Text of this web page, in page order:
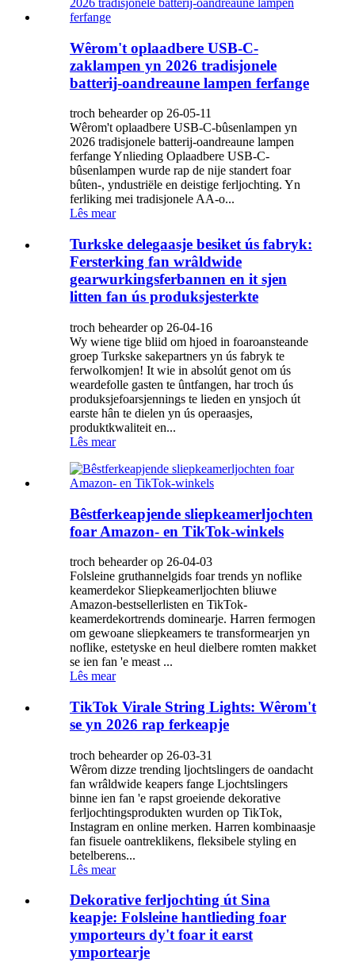
Wêrom't oplaadbere USB-C-
zaklampen yn 2026 tradisjonele
batterij-oandreaune lampen ferfange
troch behearder op 26-05-11
Wêrom't oplaadbere USB-C-bûsenlampen yn
2026 tradisjonele batterij-oandreaune lampen
ferfange Ynlieding Oplaadbere USB-C-
bûsenlampen wurde rap de nije standert foar
bûten-, yndustriële en deistige ferljochting. Yn
ferliking mei tradisjonele AA-o...
Lês mear
Turkske delegaasje besiket ús fabryk:
Fersterking fan wrâldwide
gearwurkingsferbannen en it sjen
litten fan ús produksjesterkte
troch behearder op 26-04-16
Wy wiene tige bliid om hjoed in foaroansteande
groep Turkske sakepartners yn ús fabryk te
ferwolkomjen! It wie in absolút genot om ús
weardefolle gasten te ûntfangen, har troch ús
produksjefoarsjennings te lieden en ynsjoch út
earste hân te dielen yn ús operaasjes,
produktkwaliteit en...
Lês mear
Bêstferkeapjende sliepkeamerljochten
foar Amazon- en TikTok-winkels
troch behearder op 26-04-03
Folsleine gruthannelgids foar trends yn noflike
keamerdekor Sliepkeamerljochten bliuwe
Amazon-bestsellerlisten en TikTok-
keamerdekortrends dominearje. Harren fermogen
om gewoane sliepkeamers te transformearjen yn
noflike, estetyske en heul dielbere romten makket
se ien fan 'e meast ...
Lês mear
TikTok Virale String Lights: Wêrom't
se yn 2026 rap ferkeapje
troch behearder op 26-03-31
Wêrom dizze trending ljochtslingers de oandacht
fan wrâldwide keapers fange Ljochtslingers
binne ien fan 'e rapst groeiende dekorative
ferljochtingsprodukten wurden op TikTok,
Instagram en online merken. Harren kombinaasje
fan fisuele oantreklikens, fleksibele styling en
betelberens...
Lês mear
Dekorative ferljochting út Sina
keapje: Folsleine hantlieding foar
ymporteurs dy't foar it earst
ymportearje